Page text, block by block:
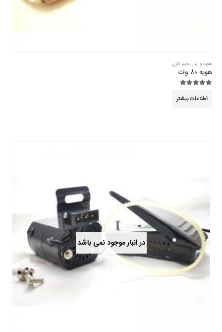
هویه و ابزار لحیم کاری
هویه 80 وات
اطلاعات بیشتر
در انبار موجود نمی باشد